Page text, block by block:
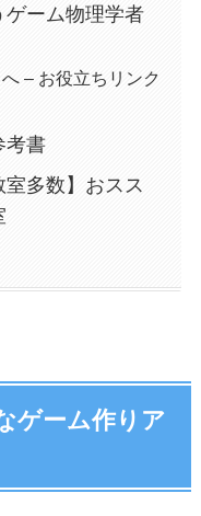
ゲーム物理学者
– お役立ちリンク
考書
室多数】おスス
ゲーム作りア